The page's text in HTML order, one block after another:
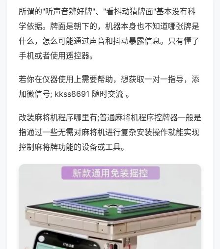
所谓的"听声音辨好牌"、"看抖动猜牌面"基本没有科
学依据。牌面是朝下的，机器本身也不知道哪张牌是
什么，怎么可能通过声音和抖动暴露信息。只有懂了
手机或者使用遥控器。
若你在仪器使用上需要帮助，想获取一对一指导，添
加微信号; kkss8691 随时交流 。
改装麻将机程序哪里有;普通麻将机程序控牌器一般是
指通过一些无需对麻将机进行复杂安装操作就能实现
控制麻将牌功能的设备或工具。